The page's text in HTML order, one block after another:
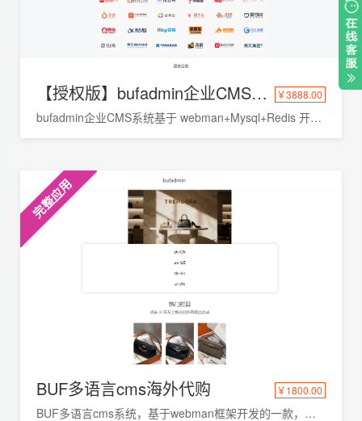
【授权版】bufadmin企业CMS系统
bufadmin企业CMS系统基于 webman+Mysql+Redis 开发的API接口平台多用户管理系统，企业cms管理系统，数据可视化报表，为中小型企业团队、个人开发者量身打造
￥3888.00
BUF多语言cms海外代购
BUF多语言cms系统，基于webman框架开发的一款，多语言内容管理系统
￥1800.00
完整应用